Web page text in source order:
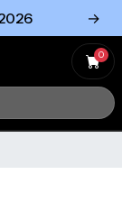
→
0
Tümünü Gör
Tümünü gör